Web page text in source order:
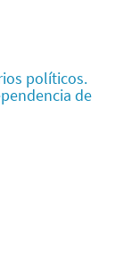
políticos.
de